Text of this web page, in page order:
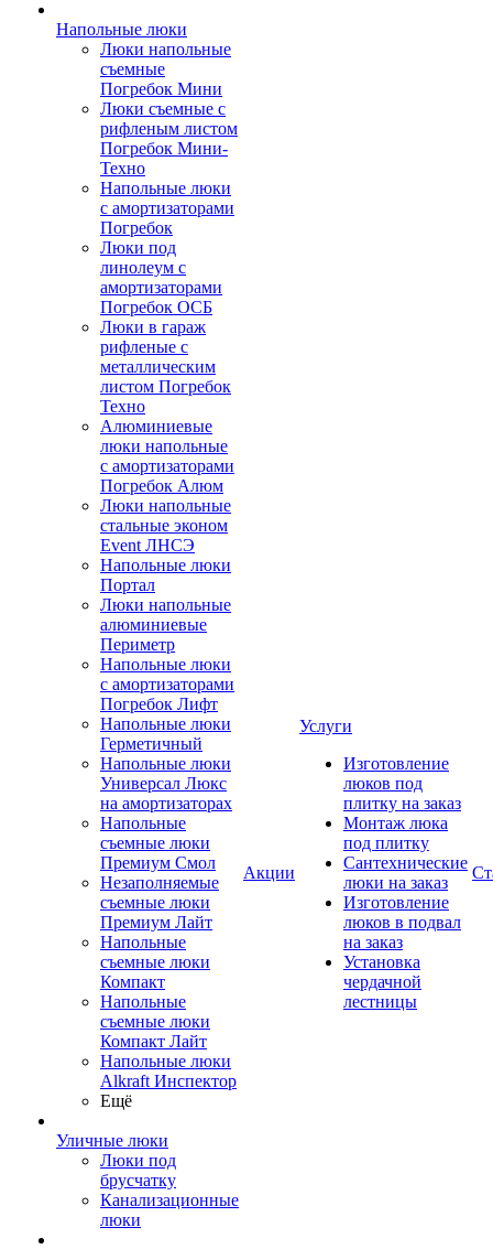
Напольные люки
Люки напольные
съемные
Погребок Мини
Люки съемные с
рифленым листом
Погребок Мини-
Техно
Напольные люки
с амортизаторами
Погребок
Люки под
линолеум с
амортизаторами
Погребок ОСБ
Люки в гараж
рифленые с
металлическим
листом Погребок
Техно
Алюминиевые
люки напольные
с амортизаторами
Погребок Алюм
Люки напольные
стальные эконом
Event ЛНСЭ
Напольные люки
Портал
Люки напольные
алюминиевые
Периметр
Напольные люки
с амортизаторами
Погребок Лифт
Напольные люки
Герметичный
Напольные люки
Универсал Люкс
на амортизаторах
Напольные
съемные люки
Премиум Смол
Незаполняемые
съемные люки
Премиум Лайт
Напольные
съемные люки
Компакт
Напольные
съемные люки
Компакт Лайт
Напольные люки
Alkraft Инспектор
Ещё
Уличные люки
Люки под
брусчатку
Канализационные
люки
Акции
Услуги
Изготовление
люков под
плитку на заказ
Монтаж люка
под плитку
Сантехнические
люки на заказ
Изготовление
люков в подвал
на заказ
Установка
чердачной
лестницы